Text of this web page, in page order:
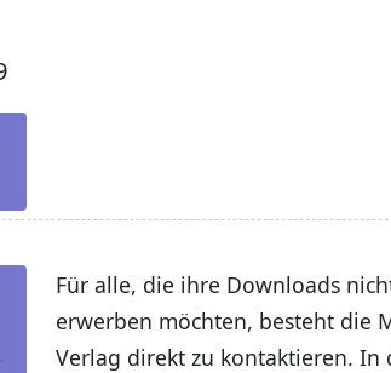
Für alle, die ihre Downloads
erwerben möchten, besteht die
Verlag direkt zu kontaktieren. In